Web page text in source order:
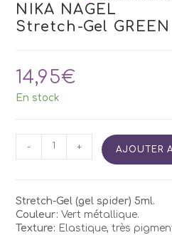
NIKA NAGEL
Stretch-Gel GREEN
14,95€
En stock
quantité
GREEN
- + AJOUTER
Stretch-Gel (gel spider) 5ml.
Couleur: Vert métallique.
Texture: Elastique, très